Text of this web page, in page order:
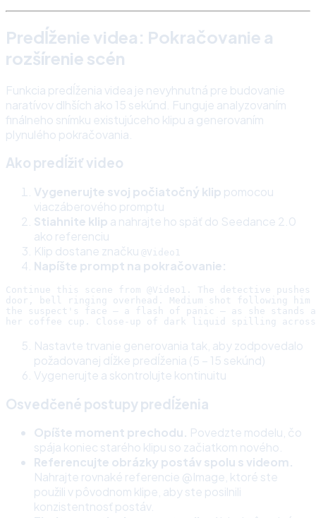
Predĺženie videa: Pokračovanie a
rozšírenie scén
Funkcia predĺženia videa je nevyhnutná pre budovanie
naratívov dlhších ako 15 sekúnd. Funguje analyzovaním
finálneho snímku existujúceho klipu a generovaním
plynulého pokračovania.
Ako predĺžiť video
Vygenerujte svoj počiatočný klip pomocou
viaczáberového promptu
Stiahnite klip a nahrajte ho späť do Seedance 2.0
ako referenciu
Klip dostane značku @Video1
Napíšte prompt na pokračovanie:
Continue this scene from @Video1. The detective
door, bell ringing overhead. Medium shot following
the suspect's face — a flash of panic — as she stands
Nastavte trvanie generovania tak, aby zodpovedalo
požadovanej dĺžke predĺženia (5 – 15 sekúnd)
Vygenerujte a skontrolujte kontinuitu
Osvedčené postupy predĺženia
Opíšte moment prechodu. Povedzte modelu, čo
spája koniec starého klipu so začiatkom nového.
Referencujte obrázky postáv spolu s videom.
Nahrajte rovnaké referencie @Image, ktoré ste
použili v pôvodnom klipe, aby ste posilnili
konzistentnosť postáv.